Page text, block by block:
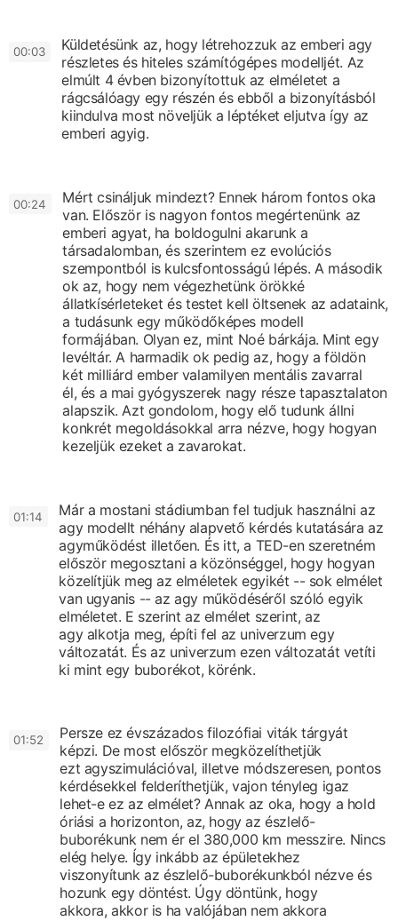
00:03 Küldetésünk az, hogy létrehozzuk az emberi agy
részletes és hiteles számítógépes modelljét. Az
elmúlt 4 évben bizonyítottuk az elméletet a
rágcsálóagy egy részén és ebből a bizonyításból
kiindulva most növeljük a léptéket eljutva így az
emberi agyig.
00:24 Mért csináljuk mindezt? Ennek három fontos oka
van. Először is nagyon fontos megértenünk az
emberi agyat, ha boldogulni akarunk a
társadalomban, és szerintem ez evolúciós
szempontból is kulcsfontosságú lépés. A második
ok az, hogy nem végezhetünk örökké
állatkísérleteket és testet kell öltsenek az adataink,
a tudásunk egy működőképes modell
formájában. Olyan ez, mint Noé bárkája. Mint egy
levéltár. A harmadik ok pedig az, hogy a földön
két milliárd ember valamilyen mentális zavarral
él, és a mai gyógyszerek nagy része tapasztalaton
alapszik. Azt gondolom, hogy elő tudunk állni
konkrét megoldásokkal arra nézve, hogy hogyan
kezeljük ezeket a zavarokat.
01:14 Már a mostani stádiumban fel tudjuk használni az
agy modellt néhány alapvető kérdés kutatására az
agyműködést illetően. És itt, a TED-en szeretném
először megosztani a közönséggel, hogy hogyan
közelítjük meg az elméletek egyikét -- sok elmélet
van ugyanis -- az agy működéséről szóló egyik
elméletet. E szerint az elmélet szerint, az
agy alkotja meg, építi fel az univerzum egy
változatát. És az univerzum ezen változatát vetíti
ki mint egy buborékot, körénk.
01:52
Persze ez évszázados filozófiai viták tárgyát
képzi. De most először megközelíthetjük
ezt agyszimulációval, illetve módszeresen, pontos
kérdésekkel felderíthetjük, vajon tényleg igaz
lehet-e ez az elmélet? Annak az oka, hogy a hold
óriási a horizonton, az, hogy az észlelő-
buborékunk nem ér el 380,000 km messzire. Nincs
elég helye. Így inkább az épületekhez
viszonyítunk az észlelő-buborékunkból nézve és
hozunk egy döntést. Úgy döntünk, hogy
akkora, akkor is ha valójában nem akkora